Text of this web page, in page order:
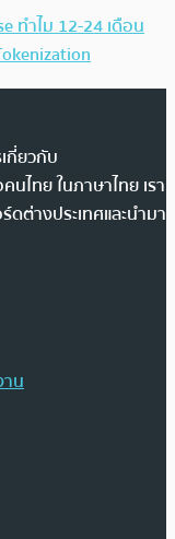
ทำไม 12-24 เดือน
กี่ยวกับ
นไทย ในภาษาไทย เรา
ต่างประเทศและนำมา
น